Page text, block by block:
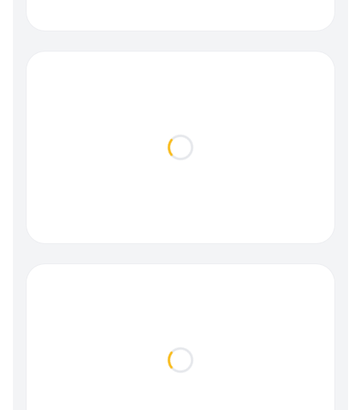
Loading...
Loading...